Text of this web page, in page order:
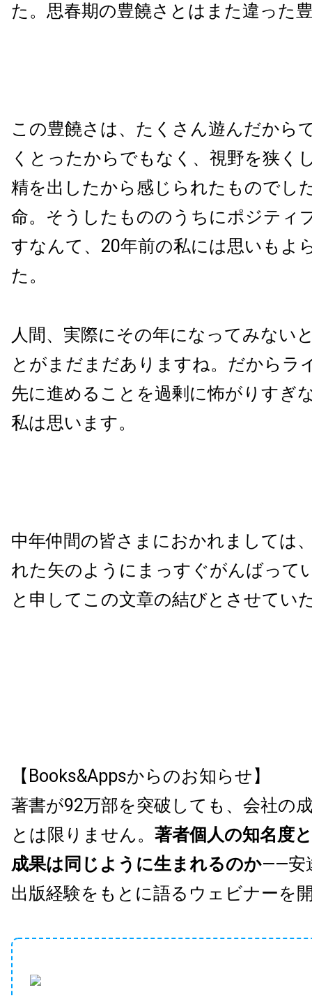
た。思春期の豊饒さとはまた違った
この豊饒さは、たくさん遊んだから
くとったからでもなく、視野を狭く
精を出したから感じられたものでし
命。そうしたもののうちにポジティ
すなんて、20年前の私には思いもよ
た。
人間、実際にその年になってみない
とがまだまだありますね。だからラ
先に進めることを過剰に怖がりすぎ
私は思います。
中年仲間の皆さまにおかれましては
れた矢のようにまっすぐがんばって
と申してこの文章の結びとさせてい
【Books&Appsからのお知らせ】
著書が92万部を突破しても、会社の
とは限りません。 著者個人の知名度
成果は同じように生まれるのか——安
出版経験をもとに語るウェビナーを